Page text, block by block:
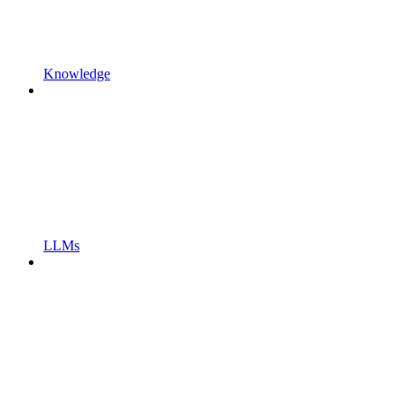
Knowledge
LLMs